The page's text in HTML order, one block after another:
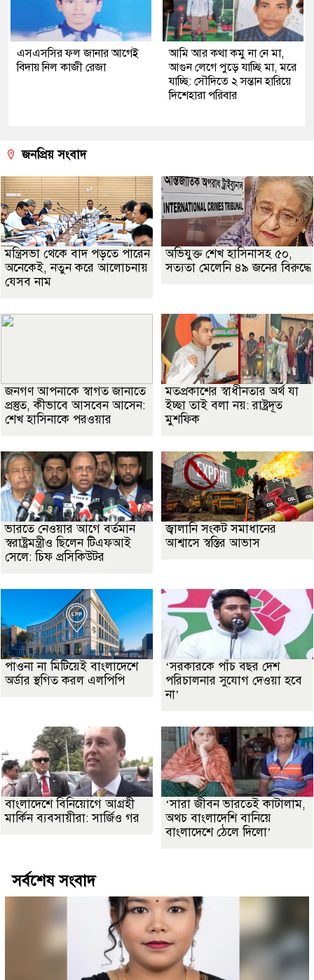
এসএসসির ফল জানার আগেই
বিদায় নিল কাজী রেজা
আমি আর কথা কমু না নে মা,
আগুন লেগে পুড়ে যাচ্ছি মা, মরে
যাচ্ছি: সৌদিতে ২ সন্তান হারিয়ে
দিশেহারা পরিবার
জনপ্রিয় সংবাদ
মন্ত্রিসভা থেকে বাদ পড়তে পারেন
অনেকেই, নতুন করে আলোচনায়
যেসব নাম
অভিযুক্ত শেখ হাসিনাসহ ৫০,
সত্যতা মেলেনি ৪৯ জনের বিরুদ্ধে
জনগণ আপনাকে স্বাগত জানাতে
প্রস্তুত, কীভাবে আসবেন আসেন:
শেখ হাসিনাকে পরওয়ার
মতপ্রকাশের স্বাধীনতার অর্থ যা
ইচ্ছা তাই বলা নয়: রাষ্ট্রদূত
মুশফিক
ভারতে নেওয়ার আগে বর্তমান
স্বরাষ্ট্রমন্ত্রীও ছিলেন টিএফআই
সেলে: চিফ প্রসিকিউটর
জ্বালানি সংকট সমাধানের
আশ্বাসে স্বস্তির আভাস
পাওনা না মিটিয়েই বাংলাদেশে
অর্ডার স্থগিত করল এলপিপি
‘সরকারকে পাঁচ বছর দেশ
পরিচালনার সুযোগ দেওয়া হবে
না’
বাংলাদেশে বিনিয়োগে আগ্রহী
মার্কিন ব্যবসায়ীরা: সার্জিও গর
‘সারা জীবন ভারতেই কাটালাম,
অথচ বাংলাদেশি বানিয়ে
বাংলাদেশে ঠেলে দিলো’
সর্বশেষ সংবাদ